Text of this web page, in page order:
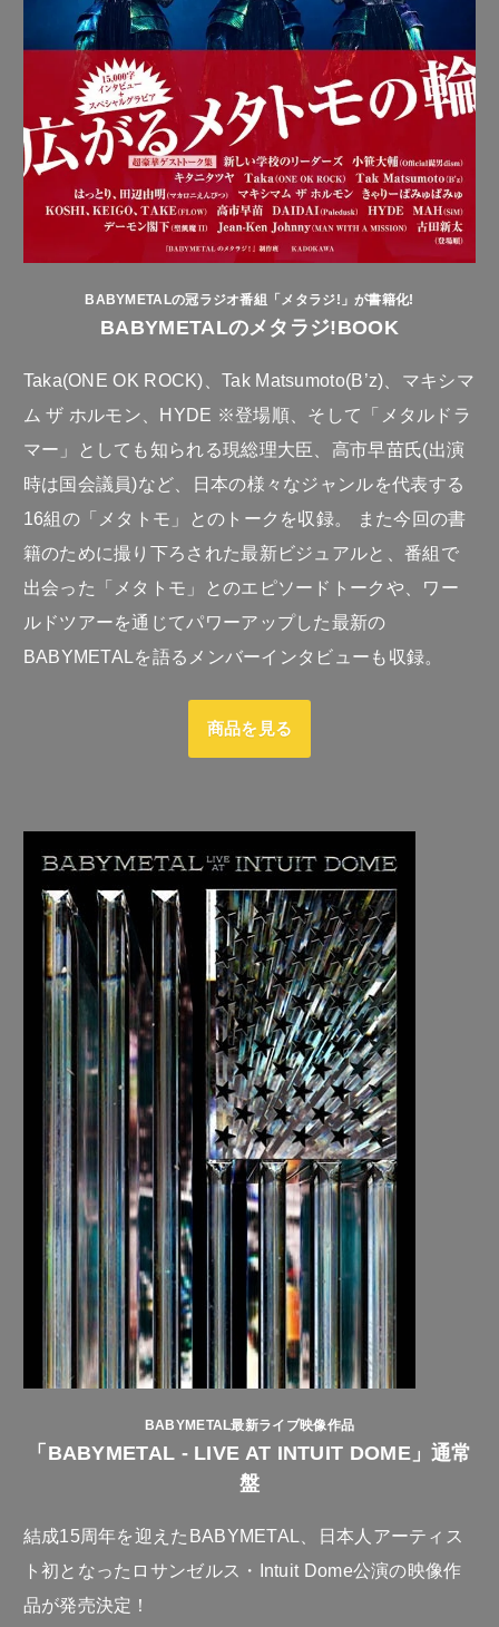
BABYMETALの冠ラジオ番組「メタラジ!」が書籍化!
BABYMETALのメタラジ!BOOK
Taka(ONE OK ROCK)、Tak Matsumoto(B’z)、マキシマ
ム ザ ホルモン、HYDE ※登場順、そして「メタルドラ
マー」としても知られる現総理大臣、高市早苗氏(出演
時は国会議員)など、日本の様々なジャンルを代表する
16組の「メタトモ」とのトークを収録。 また今回の書
籍のために撮り下ろされた最新ビジュアルと、番組で
出会った「メタトモ」とのエピソードトークや、ワー
ルドツアーを通じてパワーアップした最新の
BABYMETALを語るメンバーインタビューも収録。
商品を見る
BABYMETAL最新ライブ映像作品
「BABYMETAL - LIVE AT INTUIT DOME」通常
盤
結成15周年を迎えたBABYMETAL、日本人アーティス
ト初となったロサンゼルス・Intuit Dome公演の映像作
品が発売決定！